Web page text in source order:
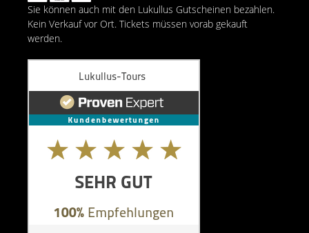
Sie können auch mit den Lukullus Gutscheinen bezahlen.
Kein Verkauf vor Ort. Tickets müssen vorab gekauft
werden.